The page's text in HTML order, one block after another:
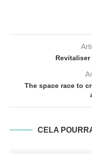
The space race to
CELA